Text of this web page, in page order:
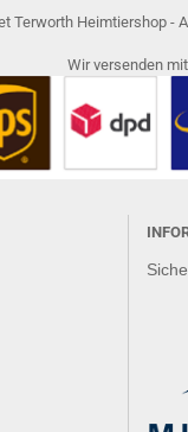
Terworth Heimtiershop -
Wir versenden mit